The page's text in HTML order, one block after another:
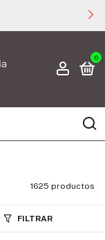
0
1625 productos
FILTRAR